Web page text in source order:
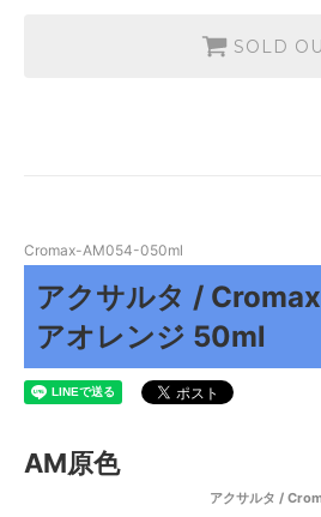
SOLD
Cromax-AM054-050ml
アクサルタ /
アオレンジ 50ml
AM原色
アクサルタ /